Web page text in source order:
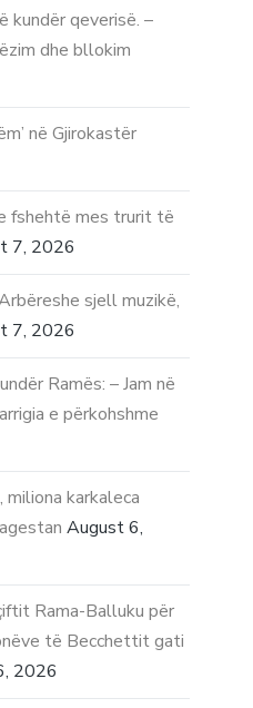
qeverisë. –
dhe bllokim
në Gjirokastër
fshehtë mes trurit të
7, 2026
sjell muzikë,
7, 2026
Ramës: – Jam në
e përkohshme
miliona karkaleca
August 6,
Rama-Balluku për
të Becchettit gati
2026